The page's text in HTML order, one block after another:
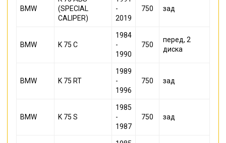
BMW
(SPECIAL
CALIPER)
-
2019
750 зад
BMW K 75 C
1984
-
1990
750
перед, 2
диска
BMW K 75 RT
1989
-
1996
750 зад
BMW K 75 S
1985
-
1987
750 зад